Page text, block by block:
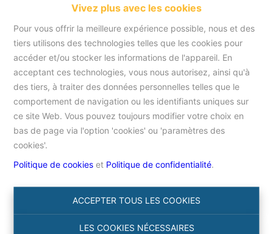
Vivez plus avec les cookies
Pour vous offrir la meilleure expérience possible, nous et des
tiers utilisons des technologies telles que les cookies pour
accéder et/ou stocker les informations de l'appareil. En
acceptant ces technologies, vous nous autorisez, ainsi qu'à
des tiers, à traiter des données personnelles telles que le
comportement de navigation ou les identifiants uniques sur
ce site Web. Vous pouvez toujours modifier votre choix en
bas de page via l'option 'cookies' ou 'paramètres des
cookies'.
Politique de cookies et Politique de confidentialité.
ACCEPTER TOUS LES COOKIES
LES COOKIES NÉCESSAIRES
Accueil
Accueil